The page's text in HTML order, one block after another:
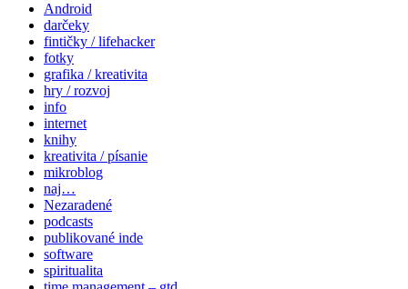
Android
darčeky
fintičky / lifehacker
fotky
grafika / kreativita
hry / rozvoj
info
internet
knihy
kreativita / písanie
mikroblog
naj…
Nezaradené
podcasts
publikované inde
software
spiritualita